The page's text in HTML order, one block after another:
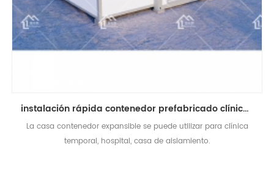
instalación rápida contenedor prefabricado clínica edificio hospital casa de aislamiento
La casa contenedor expansible se puede utilizar para clínica
temporal, hospital, casa de aislamiento.